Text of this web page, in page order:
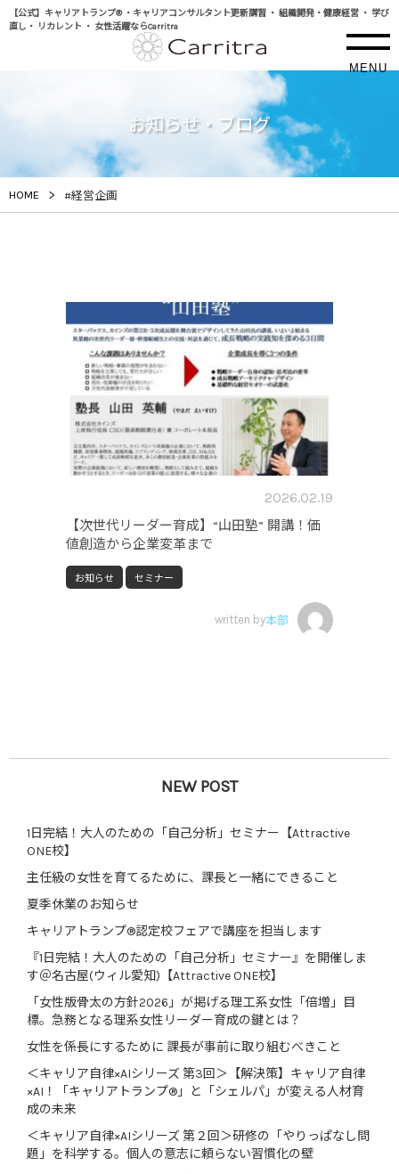
【公式】キャリアトランプ® ・キャリアコンサルタント更新講習 ・ 組織開発・健康経営 ・ 学び
直し・ リカレント ・ 女性活躍ならCarritra
MENU
お知らせ・ブログ
HOME > #経営企画
2026.02.19
【次世代リーダー育成】“山田塾” 開講！価
値創造から企業変革まで
お知らせ セミナー
written by本部
NEW POST
1日完結！大人のための「自己分析」セミナー【Attractive
ONE校】
主任級の女性を育てるために、課長と一緒にできること
夏季休業のお知らせ
キャリアトランプ®認定校フェアで講座を担当します
『1日完結！大人のための「自己分析」セミナー』を開催しま
す＠名古屋(ウィル愛知)【Attractive ONE校】
「女性版骨太の方針2026」が掲げる理工系女性「倍増」目
標。急務となる理系女性リーダー育成の鍵とは？
女性を係長にするために 課長が事前に取り組むべきこと
＜キャリア自律×AIシリーズ 第3回＞【解決策】キャリア自律
×AI！「キャリアトランプ®」と「シェルパ」が変える人材育
成の未来
＜キャリア自律×AIシリーズ 第２回＞研修の「やりっぱなし問
題」を科学する。個人の意志に頼らない習慣化の壁